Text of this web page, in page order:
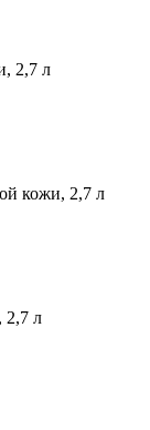
2,7 л
кожи, 2,7 л
2,7 л